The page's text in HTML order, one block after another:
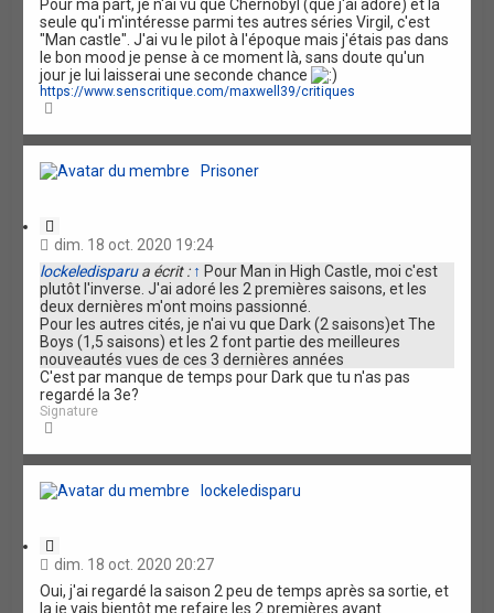
a
t
i
o
n
Pour ma part, je n'ai vu que Chernobyl (que j'ai adoré) et la
seule qu'i m'intéresse parmi tes autres séries Virgil, c'est
"Man castle". J'ai vu le pilot à l'époque mais j'étais pas dans
le bon mood je pense à ce moment là, sans doute qu'un
jour je lui laisserai une seconde chance
https://www.senscritique.com/maxwell39/critiques
u
Prisoner
i
a
t
i
o
n
dim. 18 oct. 2020 19:24
lockeledisparua écrit : ↑ Pour Man in High Castle, moi c'est
plutôt l'inverse. J'ai adoré les 2 premières saisons, et les
deux dernières m'ont moins passionné.
Pour les autres cités, je n'ai vu que Dark (2 saisons)et The
Boys (1,5 saisons) et les 2 font partie des meilleures
nouveautés vues de ces 3 dernières années
C'est par manque de temps pour Dark que tu n'as pas
regardé la 3e?
Signature
u
lockeledisparu
i
a
dim. 18 oct. 2020 20:27
Oui, j'ai regardé la saison 2 peu de temps après sa sortie, et
la je vais bientôt me refaire les 2 premières avant